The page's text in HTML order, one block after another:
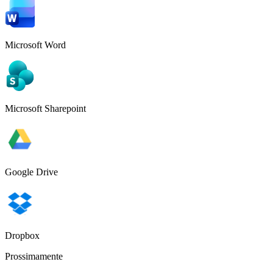
Microsoft Word
Microsoft Sharepoint
Google Drive
Dropbox
Prossimamente